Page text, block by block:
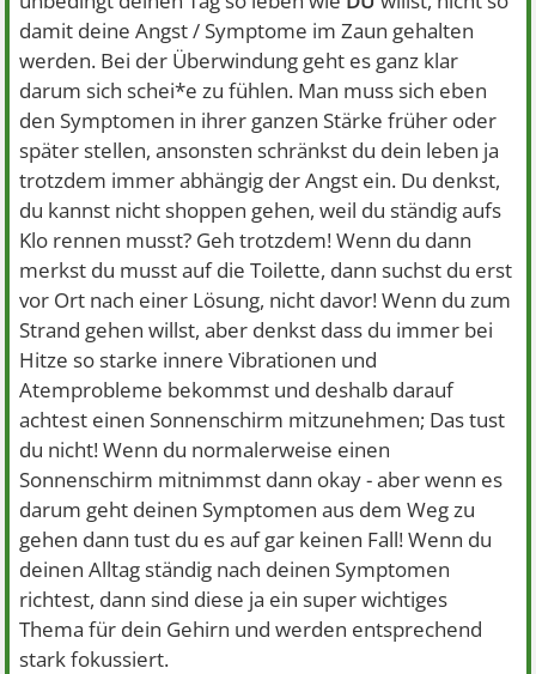
damit deine Angst / Symptome im Zaun gehalten
werden. Bei der Überwindung geht es ganz klar
darum sich schei*e zu fühlen. Man muss sich eben
den Symptomen in ihrer ganzen Stärke früher oder
später stellen, ansonsten schränkst du dein leben ja
trotzdem immer abhängig der Angst ein. Du denkst,
du kannst nicht shoppen gehen, weil du ständig aufs
Klo rennen musst? Geh trotzdem! Wenn du dann
merkst du musst auf die Toilette, dann suchst du erst
vor Ort nach einer Lösung, nicht davor! Wenn du zum
Strand gehen willst, aber denkst dass du immer bei
Hitze so starke innere Vibrationen und
Atemprobleme bekommst und deshalb darauf
achtest einen Sonnenschirm mitzunehmen; Das tust
du nicht! Wenn du normalerweise einen
Sonnenschirm mitnimmst dann okay - aber wenn es
darum geht deinen Symptomen aus dem Weg zu
gehen dann tust du es auf gar keinen Fall! Wenn du
deinen Alltag ständig nach deinen Symptomen
richtest, dann sind diese ja ein super wichtiges
Thema für dein Gehirn und werden entsprechend
stark fokussiert.